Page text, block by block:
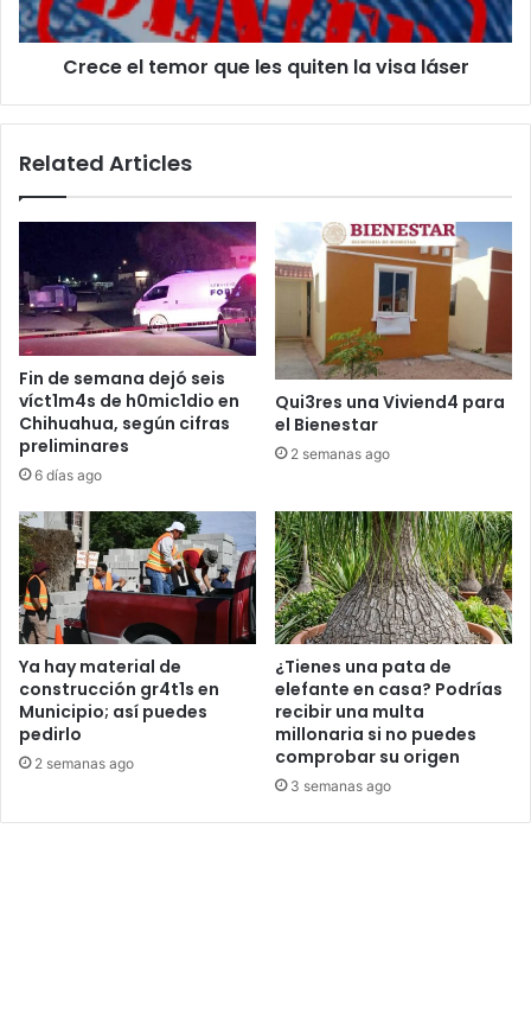
visa
láser
Crece el temor que les quiten la visa láser
Related Articles
Fin de semana dejó seis
víct1m4s de h0mic1dio en
Chihuahua, según cifras
preliminares
6 días ago
Qui3res una Viviend4 para
el Bienestar
2 semanas ago
Ya hay material de
construcción gr4t1s en
Municipio; así puedes
pedirlo
2 semanas ago
¿Tienes una pata de
elefante en casa? Podrías
recibir una multa
millonaria si no puedes
comprobar su origen
3 semanas ago